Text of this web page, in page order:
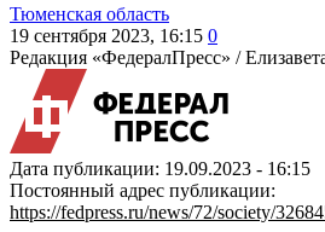
Тюменская область
19 сентября 2023, 16:15 0
Редакция «ФедералПресс» /
Дата публикации: 19.09.2023 - 16:15
Постоянный адрес публикации:
https://fedpress.ru/news/72/society/